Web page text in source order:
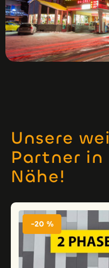
Unsere
Partner in
Nähe!
-20 %